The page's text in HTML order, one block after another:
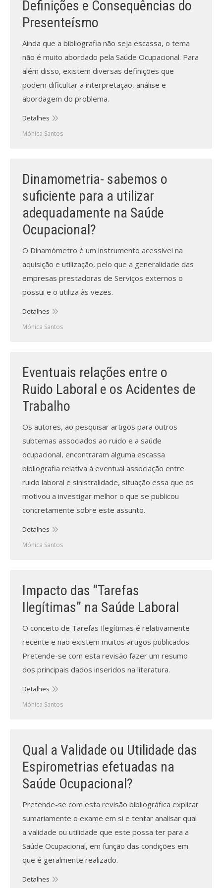
Processo de submissão
Submeta aqui
Formação Profissional
Bolsa de emprego (oferta/
procura)
Candidatura a revisor
Artigos recentes
Revistas previamente publicadas
Como publicitar na nossa revista
Contatos
Informações adicionais
Definições e Consequências do
Presenteísmo
Ainda que a bibliografia não seja escassa, o tema
não é muito abordado pela Saúde Ocupacional. Para
além disso, existem diversas definições que
podem dificultar a interpretação, análise e
abordagem do problema.
Detalhes
Mónica Santos
Dinamometria- sabemos o
suficiente para a utilizar
adequadamente na Saúde
Ocupacional?
O Dinamómetro é um instrumento acessível na
aquisição e utilização, pelo que a generalidade das
empresas prestadoras de Serviços externos o
possui e o utiliza às vezes.
Detalhes
Mónica Santos
Eventuais relações entre o
Ruido Laboral e os Acidentes de
Trabalho
Os autores, ao pesquisar artigos para outros
subtemas associados ao ruido e a saúde
ocupacional, encontraram alguma escassa
bibliografia relativa à eventual associação entre
ruido laboral e sinistralidade, situação essa que os
motivou a investigar melhor o que se publicou
concretamente sobre este assunto.
Detalhes
Mónica Santos
Impacto das “Tarefas
Ilegítimas” na Saúde Laboral
O conceito de Tarefas Ilegítimas é relativamente
recente e não existem muitos artigos publicados.
Pretende-se com esta revisão fazer um resumo
dos principais dados inseridos na literatura.
Detalhes
Mónica Santos
Qual a Validade ou Utilidade das
Espirometrias efetuadas na
Saúde Ocupacional?
Pretende-se com esta revisão bibliográfica explicar
sumariamente o exame em si e tentar analisar qual
a validade ou utilidade que este possa ter para a
Saúde Ocupacional, em função das condições em
que é geralmente realizado.
Detalhes